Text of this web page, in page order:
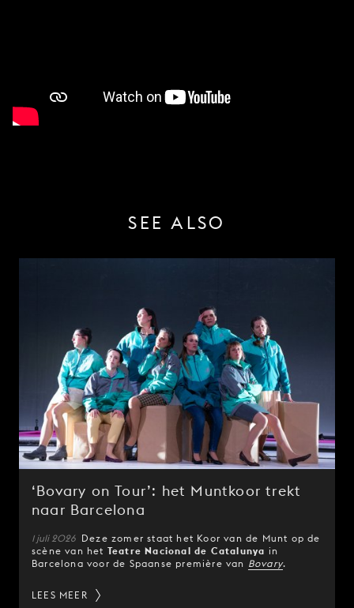
SEE ALSO
‘Bovary on Tour’: het Muntkoor trekt
naar Barcelona
1 juli 2026 Deze zomer staat het Koor van de Munt op de
scène van het Teatre Nacional de Catalunya in
Barcelona voor de Spaanse première van Bovary.
LEES MEER